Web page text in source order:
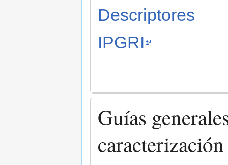
Descriptores
IPGRI
Guías